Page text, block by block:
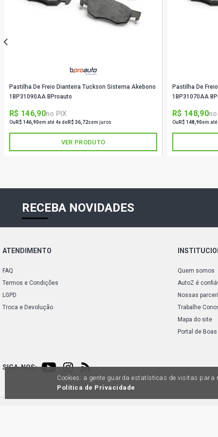
Pastilha De Freio Dianteira Tuckson Sistema Akebono
1BP31090AA BProauto
R$ 146,90no PIX
Ou R$ 146,90em até 4x deR$ 36,72sem juros
VER PRODUTO
Pastilha De
1BP31070AA
R$ 148,90no
Ou R$ 148,90em
RECEBA NOVIDADES
ATENDIMENTO
FAQ
Termos e Condições
LGPD
Troca e Devolução
Quem somos
AutoZ é
Nossas
Trabalhe
Mapa do site
Portal de
SIGA-NOS:
Cookies: a gente guarda estatísticas de visitas para
Política de Privacidade